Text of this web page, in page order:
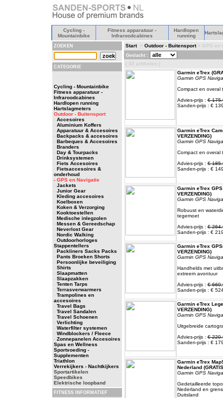
Cycling -
Mountainbike
Fitness apparatuur -
Infraroodcabines
Hardlopen
running
ZOEKEN
CATEGORIE
Cycling - Mountainbike
Fitness apparatuur -
Infraroodcabines
Hardlopen running
Hartslagmeters
Outdoor - Buitensport
- Accesoires
- Aluminium Koffers
- Apparatuur & Accesoires
- Backpacks & accesoires
- Barbeques & Accesoires
- Branders
- Day & Tourpacks
- Drinksystemen
- Fiets Accesoires
- Fietsaccesoires &
onderhoud
- GPS en Navigatie
- Jackets
- Junior Gear
- Kleding accesoires
- Koelboxen
- Koken & Verzorging
- Kooktoestellen
- Medische inlegzolen
- Messen & Gereedschap
- Neverlost Gear
- Nordic Walking
- Outdoorhorloges
Stappentellers
- Packliners Sacks Packs
- Pants Broeken Shorts
- Persoonlijke beveiliging
- Shirts
- Slaapmatten
- Slaapzakken
- Tenten Tarps
- Terrasverwarmers
- Trampolines en
accesoires
- Travel Bags
- Travel Sandalen
- Travel Schoenen
- Verlichting
- Waterfilter systemen
- Windblockers / Fleece
- Zonnepanelen Accesoires
Spas en Wellness
Sportvoeding -
Supplementen
Triathlon
Verrekijkers - Nachtkijkers
Sportartikelen
Speedbikes
Elektrische loopband
FITNESS INFORMATIEF
Start> Outdoor - Buitensport> GPS en
Geslacht :
( 32 artikelen )
Garmin eTrex
Garmin GPS
Compact en overal
Advies-prijs :€
Sanden-prijs : €
Garmin eTrex
VERZENDING)
Garmin GPS
Compact en overal
Advies-prijs :€
Sanden-prijs : €
Garmin eTrex GPS
VERZENDING)
Garmin GPS
Robuust en
tegemoet
Advies-prijs :€
Sanden-prijs : €
Garmin eTrex
VERZENDING)
Garmin GPS
Handhelds met
extreem avontuur
Advies-prijs :€
Sanden-prijs : €
Garmin eTrex
VERZENDING)
Garmin GPS
Uitgebreide
Advies-prijs :€
Sanden-prijs : €
Garmin eTrex
Nederland
Garmin GPS
Gedetailleerde
Nederland en
Duitsland